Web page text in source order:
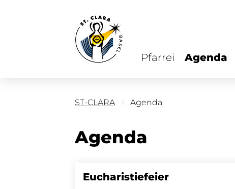
Pfarrei Agenda
ST-CLARA Agenda
Agenda
Eucharistiefeier